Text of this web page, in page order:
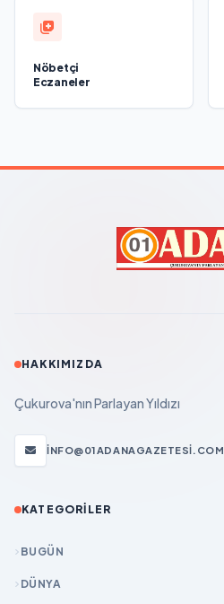
Nöbetçi
Eczaneler
HAKKIMIZDA
Çukurova'nın Parlayan Yıldızı
INFO@01ADANAGAZETESI.COM
KATEGORILER
BUGÜN
DÜNYA